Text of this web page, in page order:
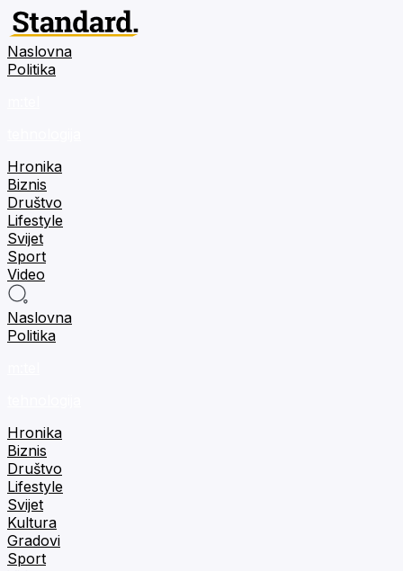
Naslovna
Politika
Hronika
Biznis
Društvo
Lifestyle
Svijet
Sport
Video
Naslovna
Politika
Hronika
Biznis
Društvo
Lifestyle
Svijet
Kultura
Gradovi
Sport